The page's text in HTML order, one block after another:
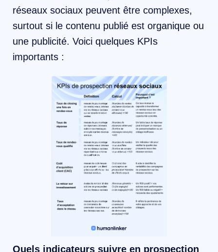
réseaux sociaux peuvent être complexes,
surtout si le contenu publié est organique ou
une publicité. Voici quelques KPIs
importants :
Quels indicateurs suivre en prospection